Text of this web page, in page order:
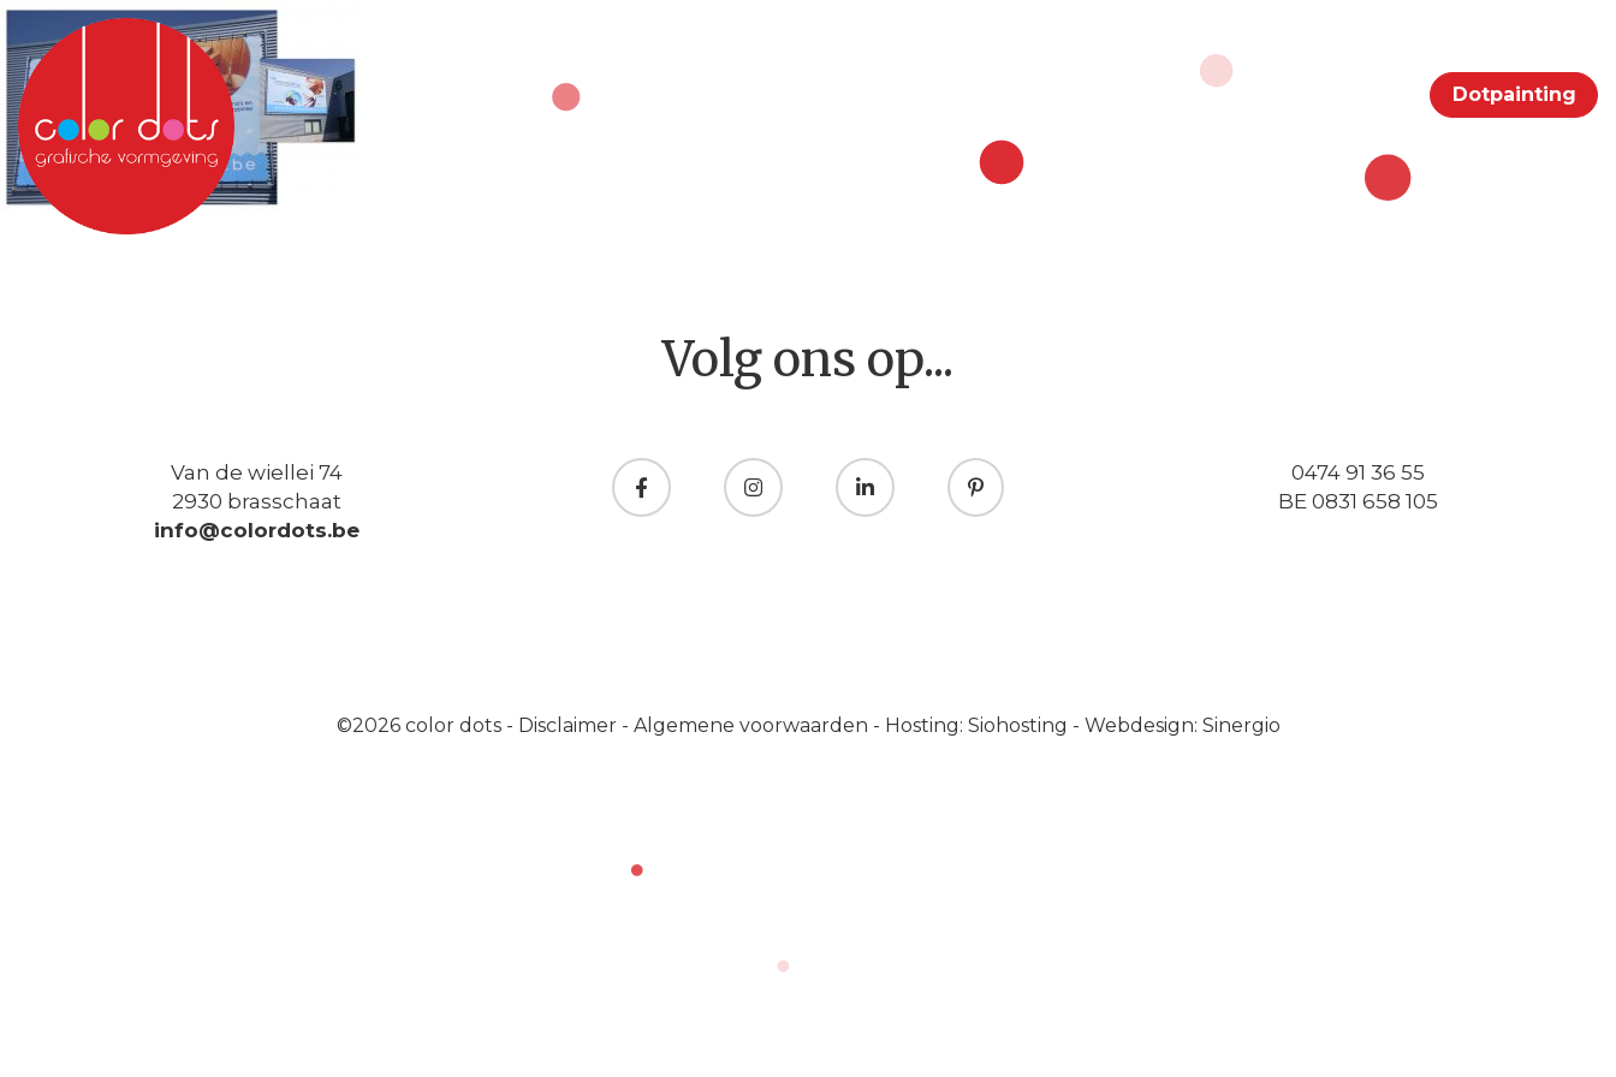
Klanten Dotpainting
Volg ons op...
Van de wiellei 74
2930 brasschaat
info@colordots.be
0474 91 36 55
BE 0831 658 105
©2026 color dots - Disclaimer - Algemene voorwaarden - Hosting: Siohosting - Webdesign: Sinergio